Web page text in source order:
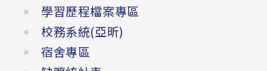
學習歷程檔案專區
校務系統(亞昕)
宿舍專區